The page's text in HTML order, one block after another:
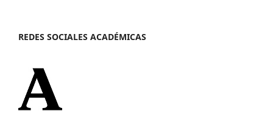
REDES SOCIALES ACADÉMICAS